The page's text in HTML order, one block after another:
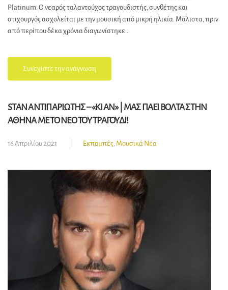
Platinum. Ο νεαρός ταλαντούχος τραγουδιστής, συνθέτης και
στιχουργός ασχολείται με την μουσική από μικρή ηλικία. Μάλιστα, πριν
από περίπου δέκα χρόνια διαγωνίστηκε...
Συνεχίστε την ανάγνωση
STAN ΑΝΤΙΠΑΡΙΩΤΗΣ – «ΚΙ ΑΝ» | ΜΑΣ ΠΑΕΙ ΒΟΛΤΑ ΣΤΗΝ
ΑΘΗΝΑ ΜΕ ΤΟ ΝΕΟ ΤΟΥ ΤΡΑΓΟΥΔΙ!
16 Απριλίου 2021 Εκπομπές, Μουσικά Νέα